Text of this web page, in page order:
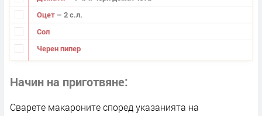
Оцет – 2 с.л.
Сол
Черен пипер
Начин на приготвяне
Сварете макароните според указанията на